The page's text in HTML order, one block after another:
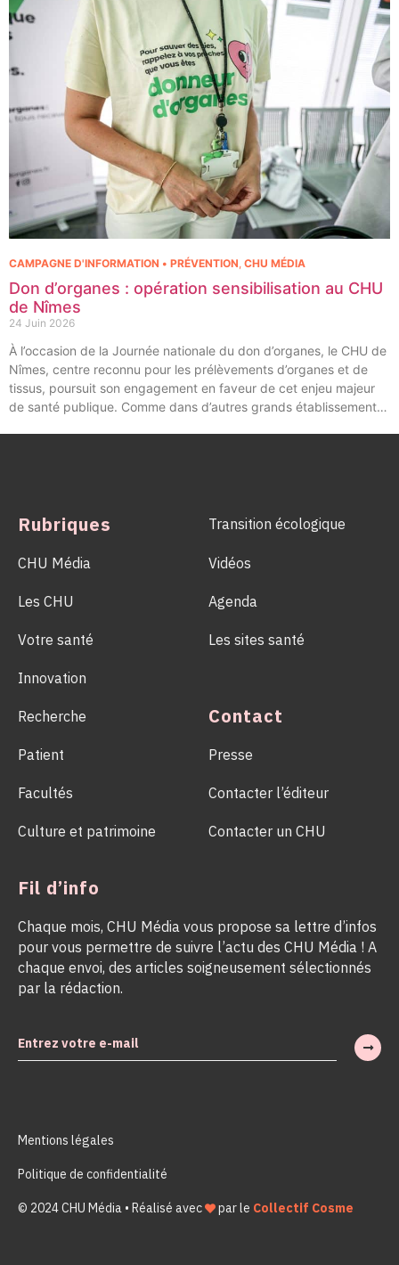
pôle régional de cancérologie.
Don d’organes : opération sensibilisation au CHU
de Nîmes
24 Juin 2026
CAMPAGNE D'INFORMATION • PRÉVENTION, CHU MÉDIA
À l’occasion de la Journée nationale du don d’organes, le CHU de
Nîmes, centre reconnu pour les prélèvements d’organes et de
tissus, poursuit son engagement en faveur de cet enjeu majeur
de santé publique. Comme dans d’autres grands établissements
Rubriques
CHU Média
Les CHU
Votre santé
Innovation
Recherche
Patient
Facultés
Culture et patrimoine
Transition écologique
Vidéos
Agenda
Les sites santé
Contact
Presse
Contacter l’éditeur
Contacter un CHU
Fil d’info
Chaque mois, CHU Média vous propose sa lettre d’infos
pour vous permettre de suivre l’actu des CHU Média ! A
chaque envoi, des articles soigneusement sélectionnés
par la rédaction.
Mentions légales
Politique de confidentialité
© 2024 CHU Média • Réalisé avec par le Collectif Cosme